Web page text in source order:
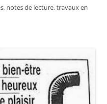
notes de lecture, travaux en